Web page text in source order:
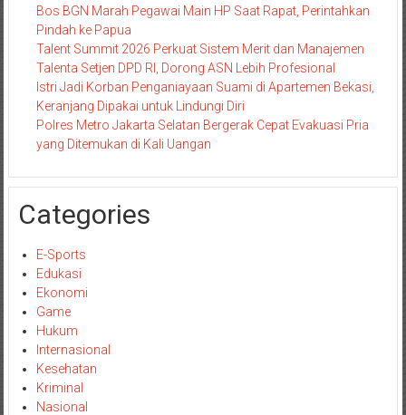
Bos BGN Marah Pegawai Main HP Saat Rapat, Perintahkan
Pindah ke Papua
Talent Summit 2026 Perkuat Sistem Merit dan Manajemen
Talenta Setjen DPD RI, Dorong ASN Lebih Profesional
Istri Jadi Korban Penganiayaan Suami di Apartemen Bekasi,
Keranjang Dipakai untuk Lindungi Diri
Polres Metro Jakarta Selatan Bergerak Cepat Evakuasi Pria
yang Ditemukan di Kali Uangan
Categories
E-Sports
Edukasi
Ekonomi
Game
Hukum
Internasional
Kesehatan
Kriminal
Nasional